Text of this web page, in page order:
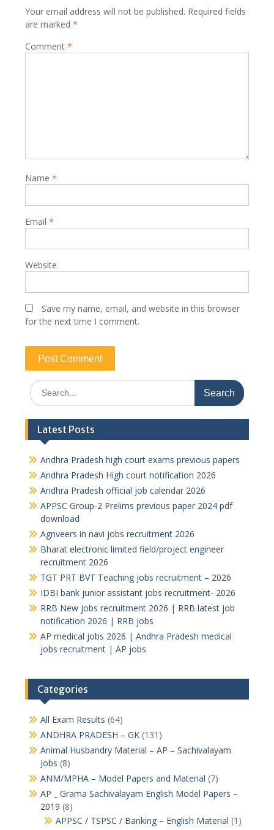
Your email address will not be published. Required fields
are marked *
Comment *
Name *
Email *
Website
Save my name, email, and website in this browser
for the next time I comment.
Search
for:
Latest Posts
Andhra Pradesh high court exams previous papers
Andhra Pradesh High court notification 2026
Andhra Pradesh official job calendar 2026
APPSC Group-2 Prelims previous paper 2024 pdf
download
Agnveers in navi jobs recruitment 2026
Bharat electronic limited field/project engineer
recruitment 2026
TGT PRT BVT Teaching jobs recruitment – 2026
IDBI bank junior assistant jobs recruitment- 2026
RRB New jobs recruitment 2026 | RRB latest job
notification 2026 | RRB jobs
AP medical jobs 2026 | Andhra Pradesh medical
jobs recruitment | AP jobs
Categories
All Exam Results (64)
ANDHRA PRADESH – GK(131)
Animal Husbandry Material – AP – Sachivalayam
Jobs (8)
ANM/MPHA – Model Papers and Material (7)
AP _ Grama Sachivalayam English Model Papers –
2019 (8)
APPSC / TSPSC / Banking – English Material (1)